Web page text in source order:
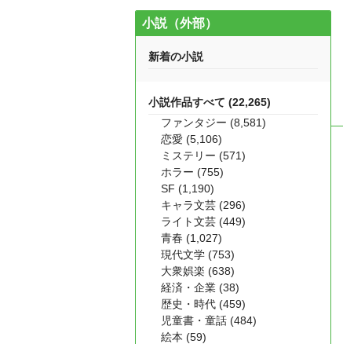
小説（外部）
新着の小説
小説作品すべて (22,265)
ファンタジー (8,581)
恋愛 (5,106)
ミステリー (571)
ホラー (755)
SF (1,190)
キャラ文芸 (296)
ライト文芸 (449)
青春 (1,027)
現代文学 (753)
大衆娯楽 (638)
経済・企業 (38)
歴史・時代 (459)
児童書・童話 (484)
絵本 (59)